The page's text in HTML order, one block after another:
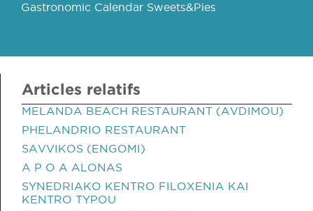
Gastronomic Calendar Sweets&Pies
Articles relatifs
MELANDA BEACH RESTAURANT (AVDIMOU)
PHELANDRIO RESTAURANT
SAVVIKOS (ENGOMI)
A P O A ALONAS
SYNEDRIAKO KENTRO FILOXENIA KAI
KENTRO TYPOU